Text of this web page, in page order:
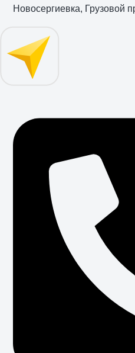
Новосергиевка, Грузовой